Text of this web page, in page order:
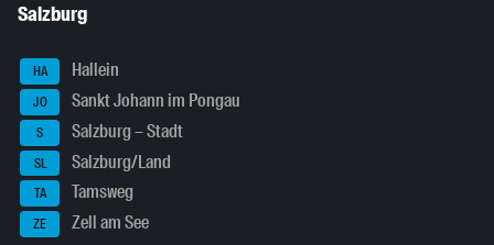
Salzburg
HA Hallein
JO Sankt Johann im Pongau
S Salzburg – Stadt
SL Salzburg/Land
TA Tamsweg
ZE Zell am See